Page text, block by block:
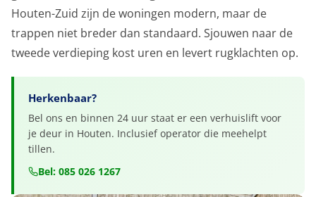
Houten-Zuid zijn de woningen modern, maar de
trappen niet breder dan standaard. Sjouwen naar de
tweede verdieping kost uren en levert rugklachten op.
Herkenbaar?
Bel ons en binnen 24 uur staat er een verhuislift voor
je deur in Houten. Inclusief operator die meehelpt
tillen.
Bel: 085 026 1267